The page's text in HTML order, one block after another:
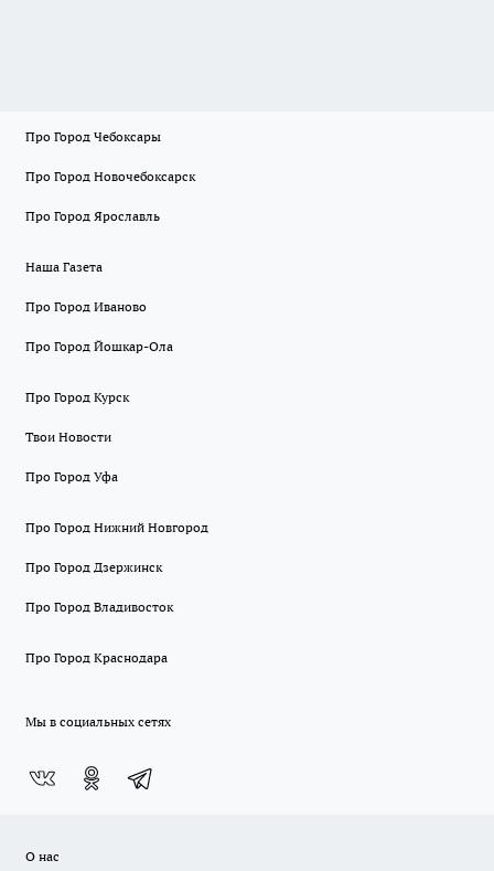
Про Город Чебоксары
Про Город Новочебоксарск
Про Город Ярославль
Наша Газета
Про Город Иваново
Про Город Йошкар-Ола
Про Город Курск
Твои Новости
Про Город Уфа
Про Город Нижний Новгород
Про Город Дзержинск
Про Город Владивосток
Про Город Краснодара
Мы в социальных сетях
О нас